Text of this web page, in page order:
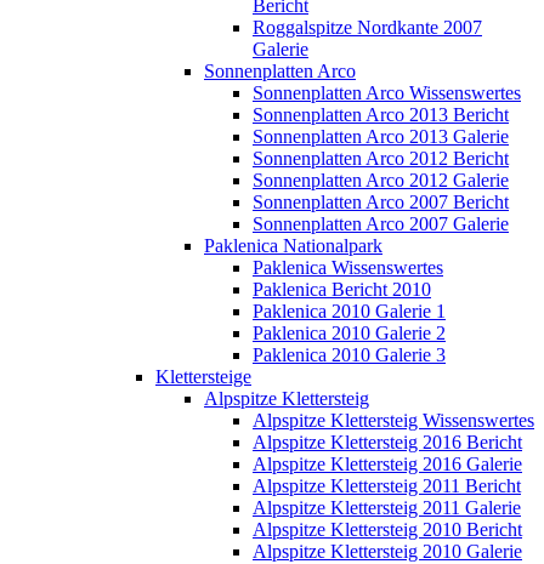
Bericht
Roggalspitze Nordkante 2007
Galerie
Sonnenplatten Arco
Sonnenplatten Arco Wissenswertes
Sonnenplatten Arco 2013 Bericht
Sonnenplatten Arco 2013 Galerie
Sonnenplatten Arco 2012 Bericht
Sonnenplatten Arco 2012 Galerie
Sonnenplatten Arco 2007 Bericht
Sonnenplatten Arco 2007 Galerie
Paklenica Nationalpark
Paklenica Wissenswertes
Paklenica Bericht 2010
Paklenica 2010 Galerie 1
Paklenica 2010 Galerie 2
Paklenica 2010 Galerie 3
Klettersteige
Alpspitze Klettersteig
Alpspitze Klettersteig Wissenswertes
Alpspitze Klettersteig 2016 Bericht
Alpspitze Klettersteig 2016 Galerie
Alpspitze Klettersteig 2011 Bericht
Alpspitze Klettersteig 2011 Galerie
Alpspitze Klettersteig 2010 Bericht
Alpspitze Klettersteig 2010 Galerie